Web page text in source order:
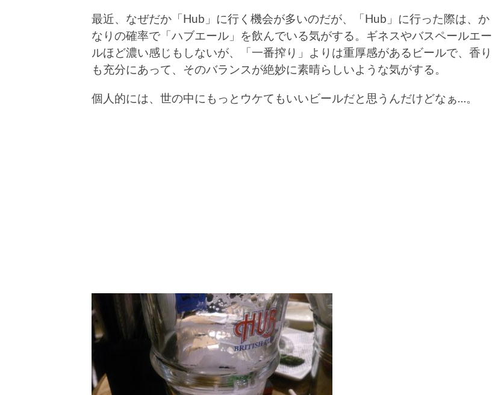
最近、なぜだか「Hub」に行く機会が多いのだが、「Hub」に行った際は、か
なりの確率で「ハブエール」を飲んでいる気がする。ギネスやバスペールエー
ルほど濃い感じもしないが、「一番搾り」よりは重厚感があるビールで、香り
も充分にあって、そのバランスが絶妙に素晴らしいような気がする。
個人的には、世の中にもっとウケてもいいビールだと思うんだけどなぁ…。